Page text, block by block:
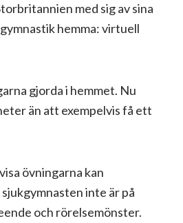
med sig av sina
hemma: virtuell
gjorda i hemmet. Nu
än att exempelvis få ett
övningarna kan
inte är på
och rörelsemönster.